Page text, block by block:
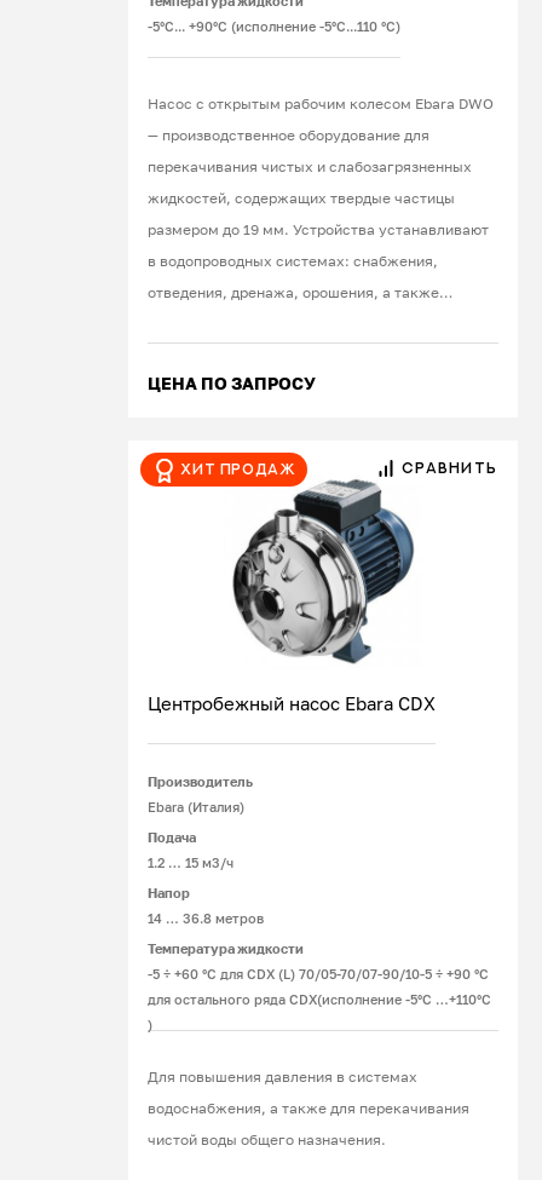
-5°C... +90°C (исполнение -5°C...110 °C)
Насос с открытым рабочим колесом Ebara DWO
— производственное оборудование для
перекачивания чистых и слабозагрязненных
жидкостей, содержащих твердые частицы
размером до 19 мм. Устройства устанавливают
в водопроводных системах: снабжения,
отведения, дренажа, орошения, а также
удалить грязь с поверхности деталей, или
частей производственного оборудования.
Насосы с открытым рабочим колесом
применяют в перерабатывающей отрасли и
сфере общественного питания: водой
промывают мясо, рыбу, овощи, фрукты.
Агрегаты для подачи жидкостей под давлением
востребованы сельхозпредприятиями,
клиринговыми компаниями, владельцами
автомоек.
ЦЕНА ПО ЗАПРОСУ
Хит продаж СРАВНИТЬ
Центробежный насос Ebara CDX
Производитель
Ebara (Италия)
Подача
1.2 … 15 м3/ч
Напор
14 … 36.8 метров
Температура жидкости
-5 ÷ +60 °C для CDX (L) 70/05-70/07-90/10-5 ÷ +90 °C
для остального ряда CDX(исполнение -5°C …+110°C
)
Для повышения давления в системах
водоснабжения, а также для перекачивания
чистой воды общего назначения.